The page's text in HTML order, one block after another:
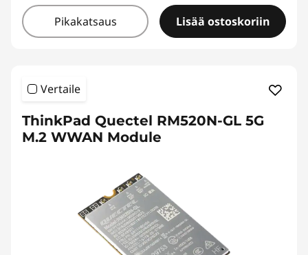
Pikakatsaus Lisää ostoskoriin
Vertaile
ThinkPad Quectel RM520N-GL 5G
M.2 WWAN Module